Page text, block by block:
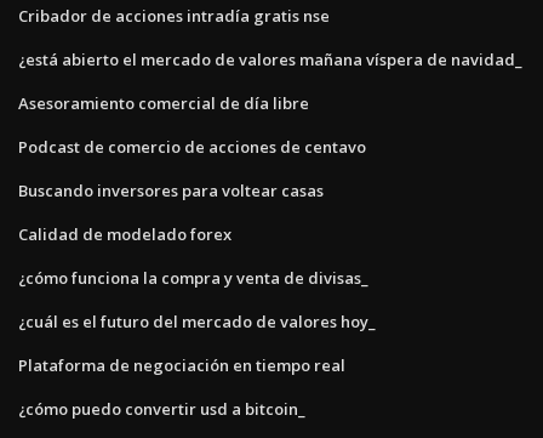
Cribador de acciones intradía gratis nse
¿está abierto el mercado de valores mañana víspera de navidad_
Asesoramiento comercial de día libre
Podcast de comercio de acciones de centavo
Buscando inversores para voltear casas
Calidad de modelado forex
¿cómo funciona la compra y venta de divisas_
¿cuál es el futuro del mercado de valores hoy_
Plataforma de negociación en tiempo real
¿cómo puedo convertir usd a bitcoin_